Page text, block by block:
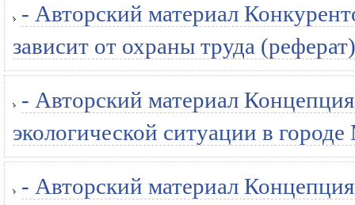
- Авторский материал
зависит от охраны труда (реферат)
- Авторский материал
экологической ситуации в
- Авторский материал